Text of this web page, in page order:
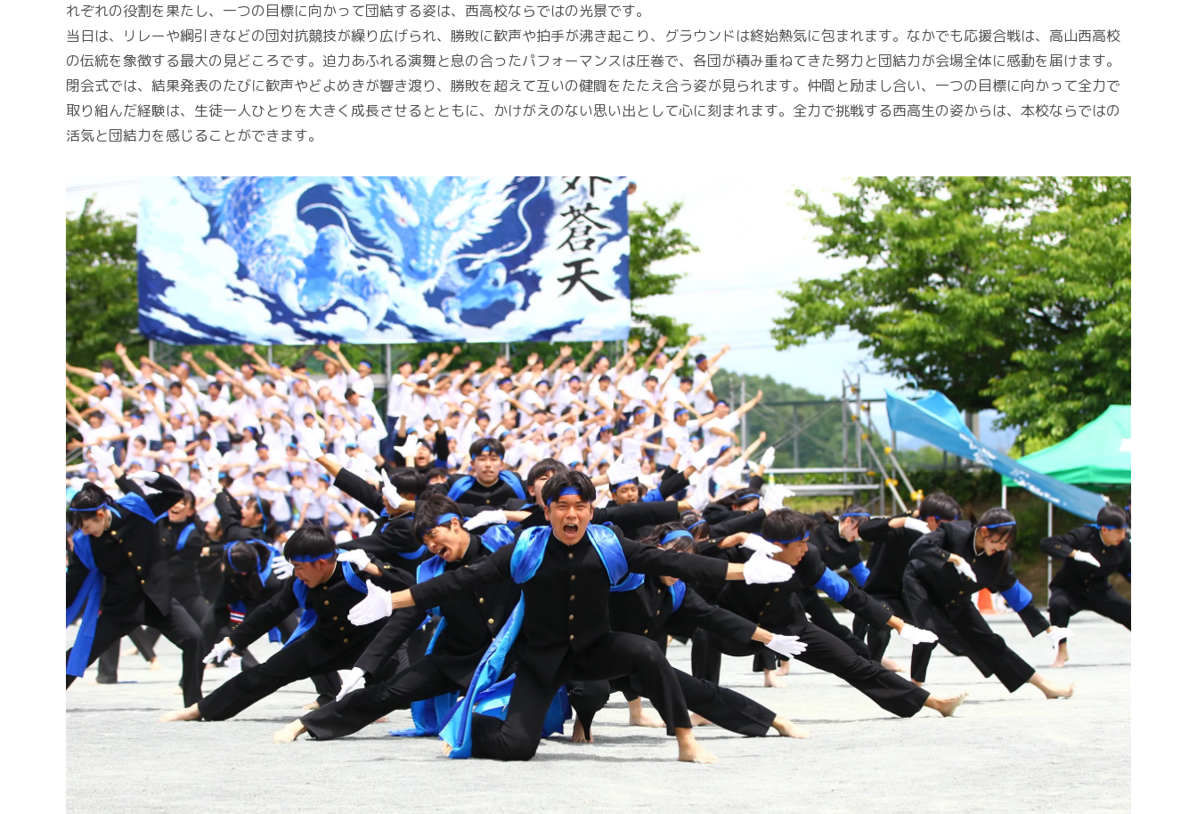
れぞれの役割を果たし、一つの目標に向かって団結する姿は、西高校ならではの光景です。
当日は、リレーや綱引きなどの団対抗競技が繰り広げられ、勝敗に歓声や拍手が沸き起こり、グラウンドは終始熱気に包まれます。なかでも応援合戦は、高山西高校
の伝統を象徴する最大の見どころです。迫力あふれる演舞と息の合ったパフォーマンスは圧巻で、各団が積み重ねてきた努力と団結力が会場全体に感動を届けます。
閉会式では、結果発表のたびに歓声やどよめきが響き渡り、勝敗を超えて互いの健闘をたたえ合う姿が見られます。仲間と励まし合い、一つの目標に向かって全力で
取り組んだ経験は、生徒一人ひとりを大きく成長させるとともに、かけがえのない思い出として心に刻まれます。全力で挑戦する西高生の姿からは、本校ならではの
活気と団結力を感じることができます。